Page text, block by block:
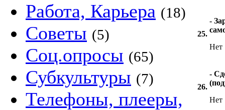
Работа, Карьера (18)
Советы (5)
Соц.опросы (65)
Субкультуры (7)
Телефоны, плееры,
25.
-
Нет
26.
-
Нет